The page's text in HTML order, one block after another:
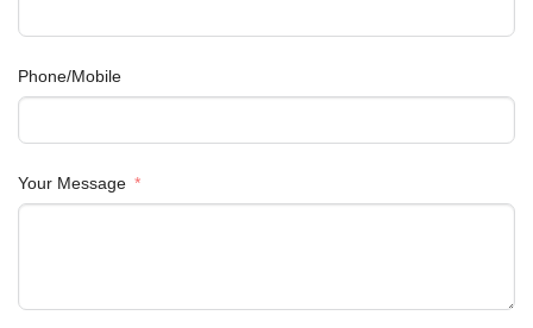
Phone/Mobile
Your Message